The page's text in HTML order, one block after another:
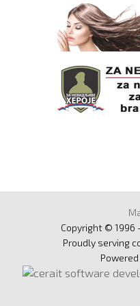
Copyright © 1996
Proudly serving